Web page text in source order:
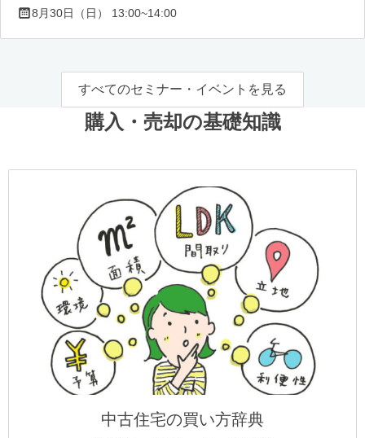
8月30日（日） 13:00~14:00
すべてのセミナー・イベントを見る
購入・売却の基礎知識
中古住宅の買い方辞典